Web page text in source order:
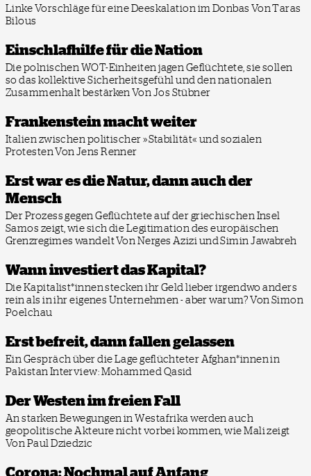
Linke Vorschläge für eine Deeskalation im Donbas Von Taras
Bilous
Einschlafhilfe für die Nation
Die polnischen WOT-Einheiten jagen Geflüchtete, sie sollen
so das kollektive Sicherheitsgefühl und den nationalen
Zusammenhalt bestärken Von Jos Stübner
Frankenstein macht weiter
Italien zwischen politischer »Stabilität« und sozialen
ProtestenVon Jens Renner
Erst war es die Natur, dann auch der
Mensch
Der Prozess gegen Geflüchtete auf der griechischen Insel
Samos zeigt, wie sich die Legitimation des europäischen
Grenzregimes wandeltVon Nerges Azizi und Simin Jawabreh
Wann investiert das Kapital?
Die Kapitalist*innen stecken ihr Geld lieber irgendwo anders
rein als in ihr eigenes Unternehmen - aber warum?Von Simon
Poelchau
Erst befreit, dann fallen gelassen
Ein Gespräch über die Lage geflüchteter Afghan*innen in
Pakistan Interview: Mohammed Qasid
Der Westen im freien Fall
An starken Bewegungen in Westafrika werden auch
geopolitische Akteure nicht vorbei kommen, wie Mali zeigt
Von Paul Dziedzic
Corona: Nochmal auf Anfang